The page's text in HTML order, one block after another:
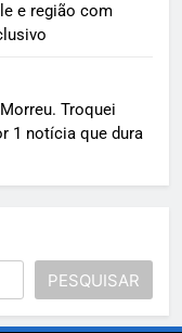
e região com
Troquei
1 notícia que dura
PESQUISAR